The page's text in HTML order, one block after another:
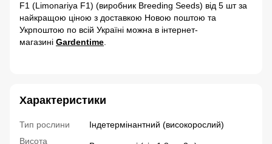
F1 (Limonariya F1) (виробник Breeding Seeds) від 5 шт за
найкращою ціною з доставкою Новою поштою та
Укрпоштою по всій Україні можна в інтернет-
магазині Gardentime
Характеристики
Тип рослини
Індетермінантний (високорослий)
Висота